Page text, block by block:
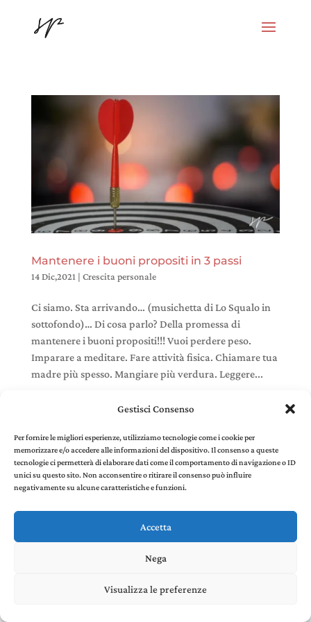
Gestisci Consenso
Per fornire le migliori esperienze, utilizziamo tecnologie come i cookie per
memorizzare e/o accedere alle informazioni del dispositivo. Il consenso a queste
tecnologie ci permetterà di elaborare dati come il comportamento di navigazione o ID
unici su questo sito. Non acconsentire o ritirare il consenso può influire
negativamente su alcune caratteristiche e funzioni.
Accetta
Nega
Visualizza le preferenze
Mantenere i buoni propositi in 3 passi
14 Dic,2021| Crescita personale
Ci siamo. Sta arrivando… (musichetta di Lo Squalo in
sottofondo)… Di cosa parlo? Della promessa di
mantenere i buoni propositi!!! Vuoi perdere peso.
Imparare a meditare. Fare attività fisica. Chiamare tua
madre più spesso. Mangiare più verdura. Leggere...
Stefania Panelli © 2022 - P. IVA 02385410507 |Privacy
and Cookie Policycreated by Environments di
Riccardo Panelli